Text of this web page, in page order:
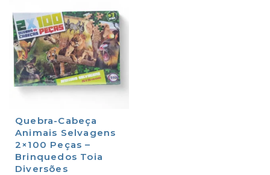
Quebra-Cabeça
Animais Selvagens
2×100 Peças –
Brinquedos Toia
Diversões